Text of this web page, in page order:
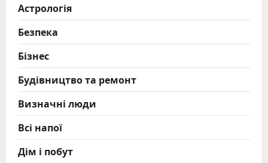
Астрологія
Безпека
Бізнес
Будівництво та ремонт
Визначні люди
Всі напої
Дім і побут